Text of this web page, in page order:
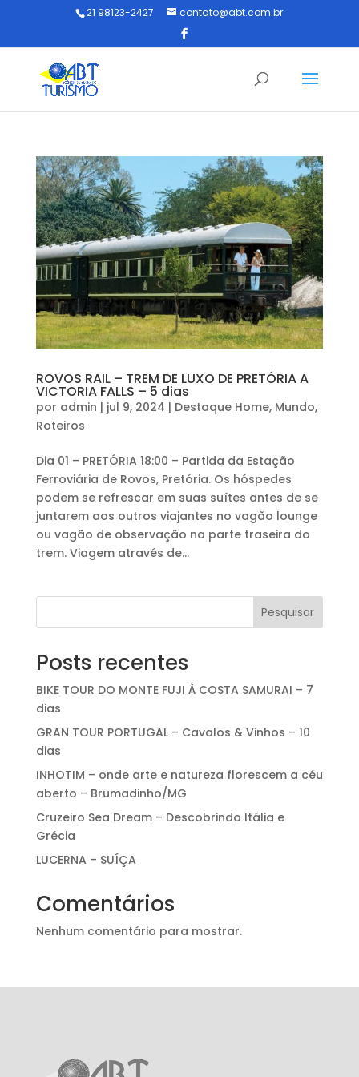
21 98123-2427 contato@abt.com.br
ROVOS RAIL – TREM DE LUXO DE PRETÓRIA A
VICTORIA FALLS – 5 dias
por admin | jul 9, 2024 | Destaque Home, Mundo,
Roteiros
Dia 01 – PRETÓRIA 18:00 – Partida da Estação
Ferroviária de Rovos, Pretória. Os hóspedes
podem se refrescar em suas suítes antes de se
juntarem aos outros viajantes no vagão lounge
ou vagão de observação na parte traseira do
trem. Viagem através de...
Pesquisar
Posts recentes
BIKE TOUR DO MONTE FUJI À COSTA SAMURAI – 7
dias
GRAN TOUR PORTUGAL – Cavalos & Vinhos – 10
dias
INHOTIM – onde arte e natureza florescem a céu
aberto – Brumadinho/MG
Cruzeiro Sea Dream – Descobrindo Itália e
Grécia
LUCERNA – SUÍÇA
Comentários
Nenhum comentário para mostrar.